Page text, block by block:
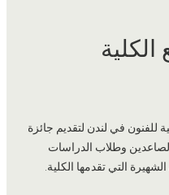
للفنون في لندن لتقديم جائزة
وطلاب الدراسات
التي تقدمها الكلية.